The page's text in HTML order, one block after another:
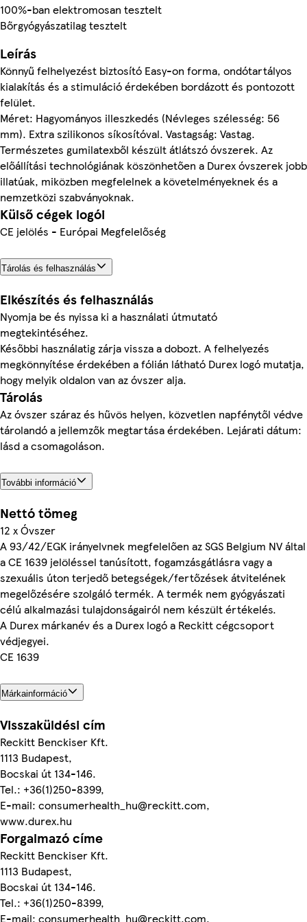
100%-ban elektromosan tesztelt
Bőrgyógyászatilag tesztelt
Leírás
Könnyű felhelyezést biztosító Easy-on forma, ondótartályos
kialakítás és a stimuláció érdekében bordázott és pontozott
felület.
Méret: Hagyományos illeszkedés (Névleges szélesség: 56
mm). Extra szilikonos síkosítóval. Vastagság: Vastag.
Természetes gumilatexből készült átlátszó óvszerek. Az
előállítási technológiának köszönhetően a Durex óvszerek jobb
illatúak, miközben megfelelnek a követelményeknek és a
nemzetközi szabványoknak.
Külső cégek logói
CE jelölés - Európai Megfelelőség
Tárolás és felhasználás
Elkészítés és felhasználás
Nyomja be és nyissa ki a használati útmutató
megtekintéséhez.
Későbbi használatig zárja vissza a dobozt. A felhelyezés
megkönnyítése érdekében a fólián látható Durex logó mutatja,
hogy melyik oldalon van az óvszer alja.
Tárolás
Az óvszer száraz és hűvös helyen, közvetlen napfénytől védve
tárolandó a jellemzők megtartása érdekében. Lejárati dátum:
lásd a csomagoláson.
További információ
Nettó tömeg
12 x Óvszer
A 93/42/EGK irányelvnek megfelelően az SGS Belgium NV által
a CE 1639 jelöléssel tanúsított, fogamzásgátlásra vagy a
szexuális úton terjedő betegségek/fertőzések átvitelének
megelőzésére szolgáló termék. A termék nem gyógyászati
célú alkalmazási tulajdonságairól nem készült értékelés.
A Durex márkanév és a Durex logó a Reckitt cégcsoport
védjegyei.
CE 1639
Márkainformáció
Visszaküldési cím
Reckitt Benckiser Kft.
1113 Budapest,
Bocskai út 134-146.
Tel.: +36(1)250-8399,
E-mail: consumerhealth_hu@reckitt.com,
www.durex.hu
Forgalmazó címe
Reckitt Benckiser Kft.
1113 Budapest,
Bocskai út 134-146.
Tel.: +36(1)250-8399,
E-mail: consumerhealth_hu@reckitt.com,